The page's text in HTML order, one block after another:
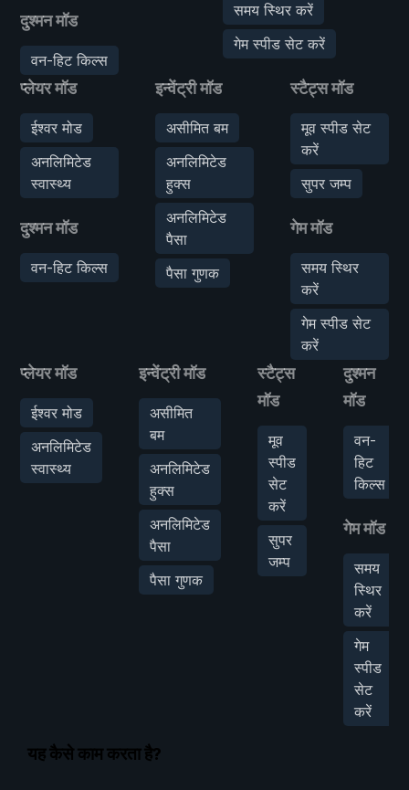
दुश्मन मॉड
वन-हिट किल्स
समय स्थिर करें
गेम स्पीड सेट करें
प्लेयर मॉड
ईश्वर मोड
अनलिमिटेड
स्वास्थ्य
दुश्मन मॉड
वन-हिट किल्स
इन्वेंट्री मॉड
असीमित बम
अनलिमिटेड
हुक्स
अनलिमिटेड
पैसा
पैसा गुणक
स्टैट्स मॉड
मूव स्पीड सेट
करें
सुपर जम्प
गेम मॉड
समय स्थिर
करें
गेम स्पीड सेट
करें
प्लेयर मॉड
ईश्वर मोड
अनलिमिटेड
स्वास्थ्य
इन्वेंट्री मॉड
असीमित
बम
अनलिमिटेड
हुक्स
अनलिमिटेड
पैसा
पैसा गुणक
स्टैट्स
मॉड
मूव
स्पीड
सेट
करें
सुपर
जम्प
दुश्मन
मॉड
वन-
हिट
किल्स
गेम मॉड
समय
स्थिर
करें
गेम
स्पीड
सेट
करें
यह कैसे काम करता है?